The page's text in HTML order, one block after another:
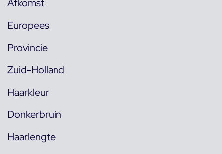
Afkomst
Europees
Provincie
Zuid-Holland
Haarkleur
Donkerbruin
Haarlengte